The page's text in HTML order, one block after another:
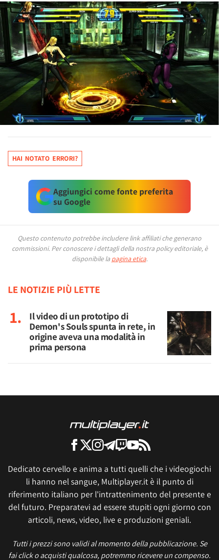
HAI NOTATO ERRORI?
Aggiungici come fonte preferita
su Google
Questo contenuto potrebbe includere link affiliati che generano
commissioni. Per conoscere i dettagli della nostra policy editoriale, è
disponibile la pagina etica.
LE NOTIZIE PIÙ LETTE
Il video di un prototipo di
Demon's Souls spunta in rete, in
origine aveva una modalità in
prima persona
Dedicato cervello e anima a tutti quelli che i videogiochi
li hanno nel sangue, Multiplayer.it è il punto di
riferimento italiano per l'intrattenimento del presente e
del futuro. Preparatevi ad essere stupiti ogni giorno con
articoli, news, video, live e produzioni geniali.
Tutti i prezzi sono validi al momento della pubblicazione. Se
fai click o acquisti qualcosa, potremmo ricevere un compenso.